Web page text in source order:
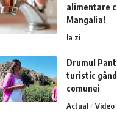
alimentare
Mangalia!
la zi
Drumul
turistic
comunei
Actual Video